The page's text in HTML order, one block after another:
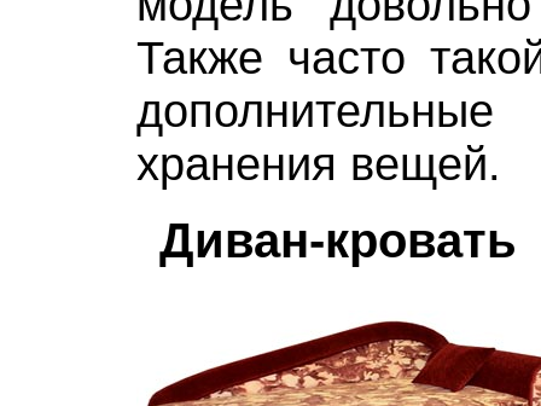
Также часто
хранения вещей.
Диван-кровать